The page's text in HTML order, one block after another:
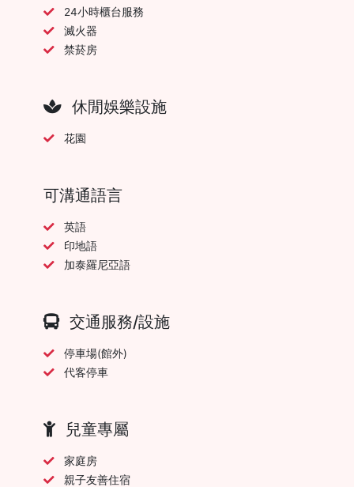
24小時櫃台服務
滅火器
禁菸房
休閒娛樂設施
花園
可溝通語言
英語
印地語
加泰羅尼亞語
交通服務/設施
停車場(館外)
代客停車
兒童專屬
家庭房
親子友善住宿